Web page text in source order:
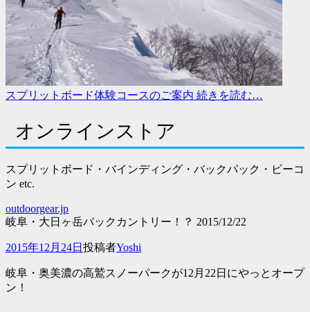
スプリットボード体験コースのご案内 続きを読む…
オンラインストア
スプリットボード・バインディング・バックパック・ビーコ
ン etc.
outdoorgear.jp
岐阜・大日ヶ岳バックカントリー！？ 2015/12/22
投
日
2015年12月24日 投稿者Yoshi
岐阜・奥美濃の高鷲スノーパークが12月22日にやっとオープ
ン！